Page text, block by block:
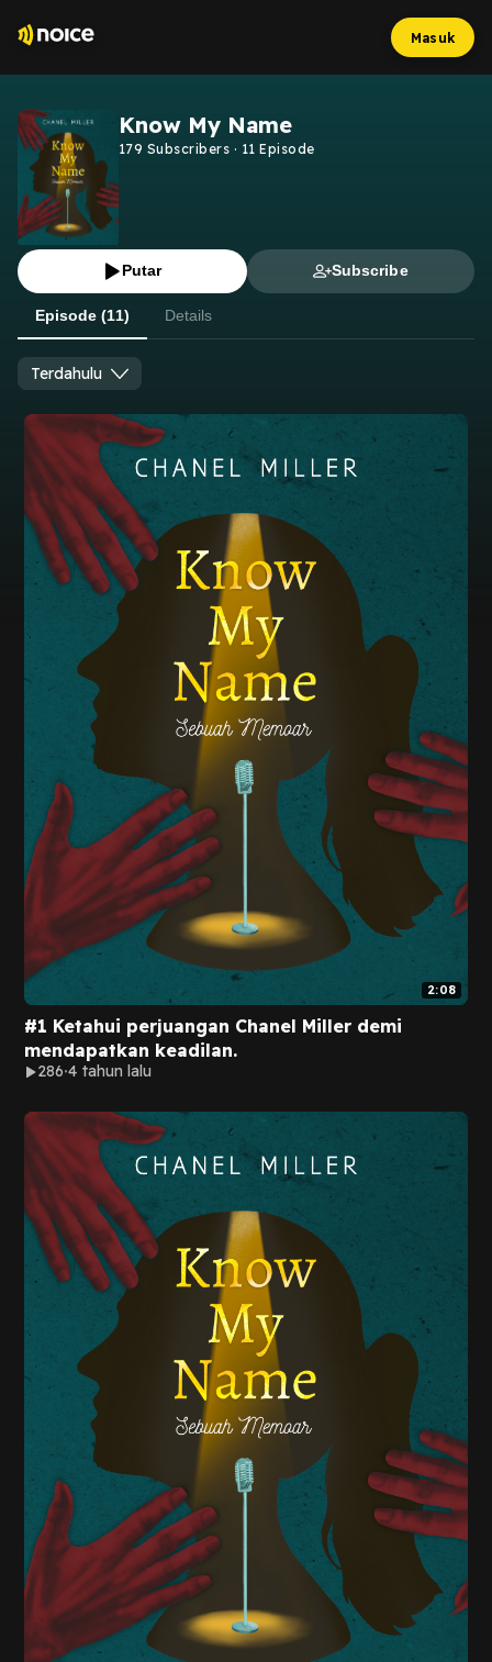
Masuk
Know My Name
179 Subscribers · 11 Episode
Putar Subscribe
Episode (11) Details
Terdahulu
2:08
#1 Ketahui perjuangan Chanel Miller demi
mendapatkan keadilan.
286 4 tahun lalu